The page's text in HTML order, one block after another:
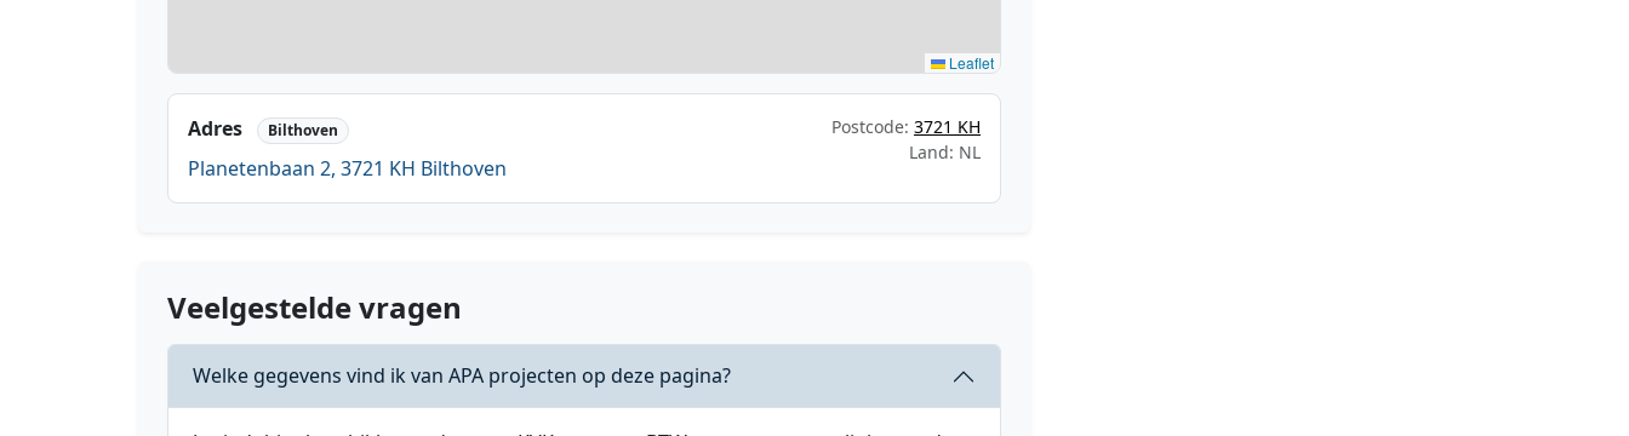
Leaflet
Adres Bilthoven
Planetenbaan 2, 3721 KH Bilthoven
Postcode: 3721 KH
Land: NL
Veelgestelde vragen
Welke gegevens vind ik van APA projecten op deze pagina?